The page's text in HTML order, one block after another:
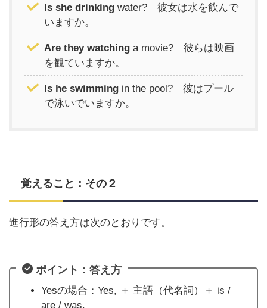
Is she drinking water? 彼女は水を飲んで
いますか。
Are they watching a movie? 彼らは映画
を観ていますか。
Is he swimming in the pool? 彼はプール
で泳いでいますか。
覚えること：その２
進行形の答え方は次のとおりです。
ポイント：答え方
Yesの場合：Yes, ＋ 主語（代名詞）＋ is /
are / was.